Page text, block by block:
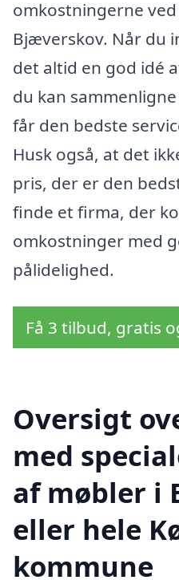
omkostningerne
Bjæverskov. Når du
det altid en god idé
du kan
får den bedste
Husk også, at det
pris, der er den
finde et firma, der
omkostninger med
pålidelighed.
Få 3 tilbud, gratis
Oversigt
med
af møbler i
eller hele
kommune